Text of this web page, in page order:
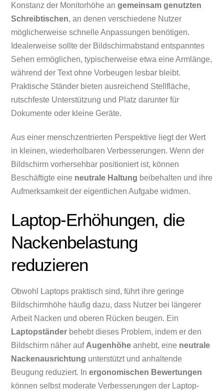
Konstanz der Monitorhöhe angemeinsam genutzten
Schreibtischen, an denen verschiedene Nutzer
möglicherweise schnelle Anpassungen benötigen.
Idealerweise sollte der Bildschirmabstand entspanntes
Sehen ermöglichen, typischerweise etwa eine Armlänge,
während der Text ohne Vorbeugen lesbar bleibt.
Praktische Ständer bieten ausreichend Stellfläche,
rutschfeste Unterstützung und Platz darunter für
Dokumente oder kleine Geräte.
Aus einer menschzentrierten Perspektive liegt der Wert
in kleinen, wiederholbaren Verbesserungen. Wenn der
Bildschirm vorhersehbar positioniert ist, können
Beschäftigte eine neutrale Haltung beibehalten und ihre
Aufmerksamkeit der eigentlichen Aufgabe widmen.
Laptop-Erhöhungen, die
Nackenbelastung
reduzieren
Obwohl Laptops praktisch sind, führt ihre geringe
Bildschirmhöhe häufig dazu, dass Nutzer bei längerer
Arbeit Nacken und oberen Rücken beugen. Ein
Laptopständer behebt dieses Problem, indem er den
Bildschirm näher auf Augenhöhe anhebt, eine neutrale
Nackenausrichtung unterstützt und anhaltende
Beugung reduziert. Inergonomischen Bewertungen
können selbst moderate Verbesserungen der Laptop-